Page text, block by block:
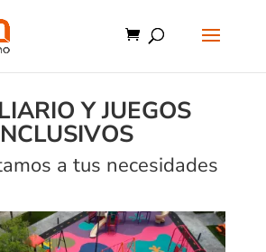
Y JUEGOS
a tus necesidades